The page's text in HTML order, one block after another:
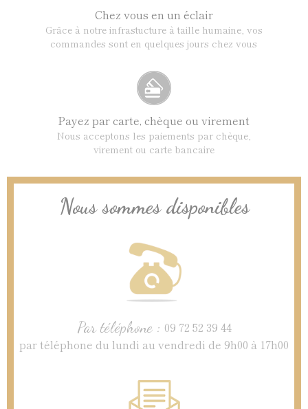
Chez vous en un éclair
Grâce à notre infrastucture à taille humaine, vos
commandes sont en quelques jours chez vous
Payez par carte, chèque ou virement
Nous acceptons les paiements par chèque,
virement ou carte bancaire
Nous sommes disponibles
Par téléphone : 09 72 52 39 44
par téléphone du lundi au vendredi de 9h00 à 17h00